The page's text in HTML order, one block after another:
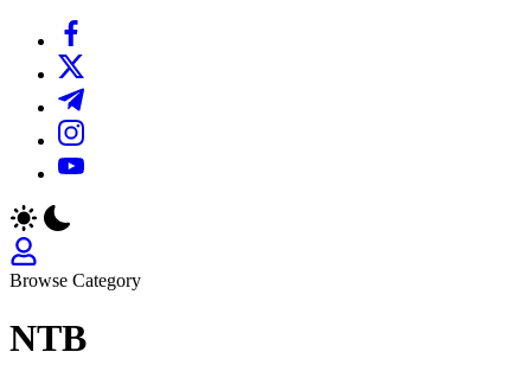
https://www.facebook.com/
https://twitter.com/
https://t.me/
https://www.instagram.com/
https://youtube.com/
Browse Category
NTB